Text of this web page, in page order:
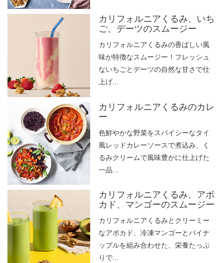
カリフォルニアくるみ、いち
ご、デーツのスムージー
カリフォルニアくるみの香ばしい風
味が特徴なスムージー！フレッシュ
ないちごとデーツの自然な甘さで仕
上げ...
カリフォルニアくるみのカレ
ー
色鮮やかな野菜をスパイシーなタイ
風レッドカレーソースで煮込み、く
るみクリームで風味豊かに仕上げた
一品...
カリフォルニアくるみ、アボ
カド、マンゴーのスムージー
カリフォルニアくるみとクリーミー
なアボカド、冷凍マンゴーとパイナ
ップルを組み合わせた、栄養たっぷ
りで...